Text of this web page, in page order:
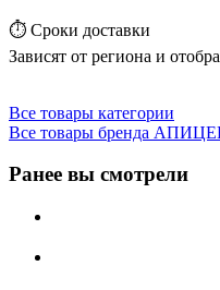
⏱️ Сроки доставки
Зависят от региона и
Все товары категории
Все товары бренда
Ранее вы смотрели